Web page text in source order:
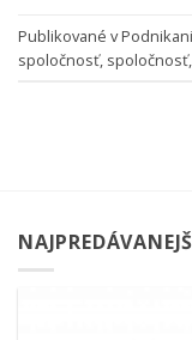
Publikované v
spoločnosť, spoločnosť,